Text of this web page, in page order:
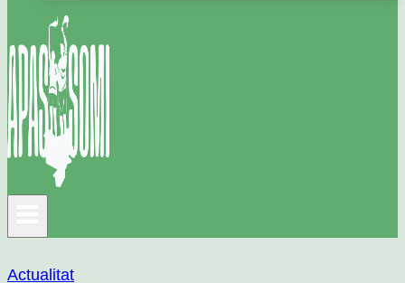
Actualitat